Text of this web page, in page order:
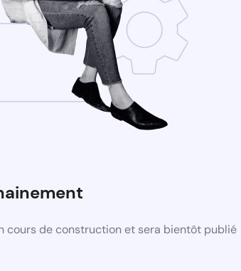
cours de construction et sera bientôt publié